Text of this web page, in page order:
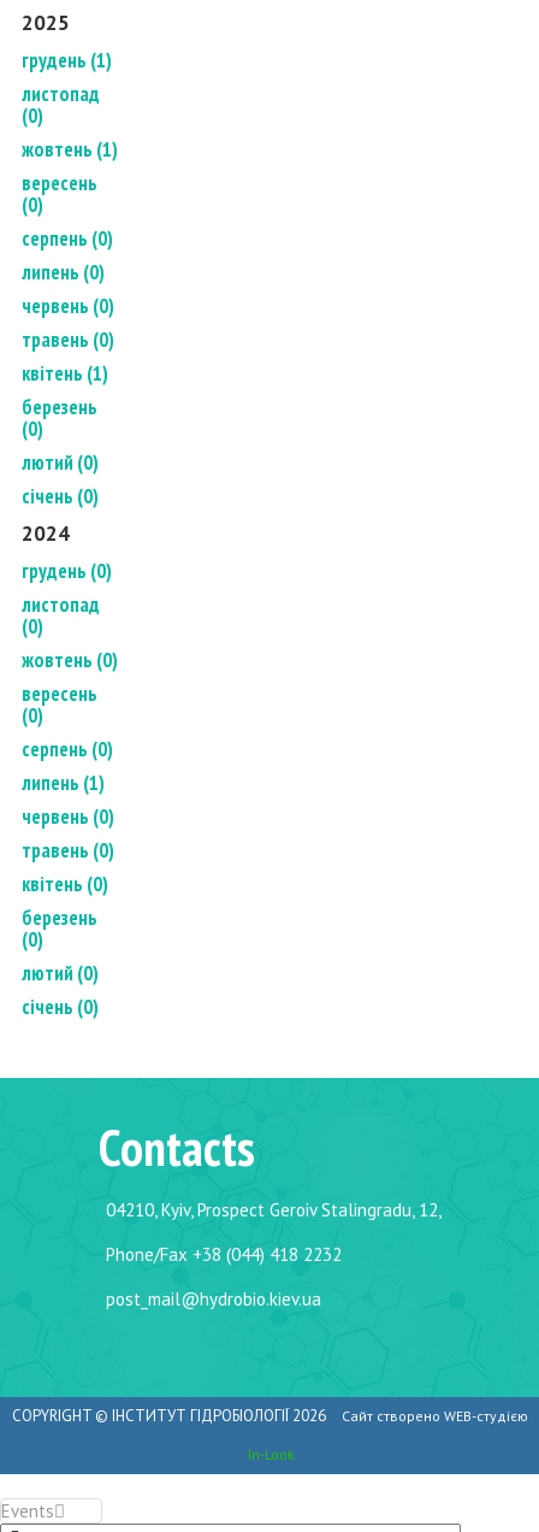
2025
грудень (1)
листопад
(0)
жовтень (1)
вересень
(0)
серпень (0)
липень (0)
червень (0)
травень (0)
квітень (1)
березень
(0)
лютий (0)
січень (0)
2024
грудень (0)
листопад
(0)
жовтень (0)
вересень
(0)
серпень (0)
липень (1)
червень (0)
травень (0)
квітень (0)
березень
(0)
лютий (0)
січень (0)
Contacts
04210, Kyiv, Prospect Geroiv Stalingradu, 12,
Phone/Fax +38 (044) 418 2232
post_mail@hydrobio.kiev.ua
COPYRIGHT © ІНСТИТУТ ГІДРОБІОЛОГІЇ2026 Сайт створено WEB-студією
In-Look
Events